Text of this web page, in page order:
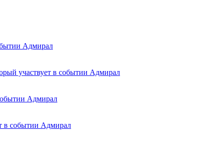
Адмирал
Адмирал
Адмирал
Адмирал